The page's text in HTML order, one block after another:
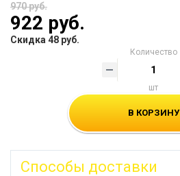
970 руб.
922 руб.
Скидка 48 руб.
Количество
шт
В КОРЗИНУ
Способы доставки